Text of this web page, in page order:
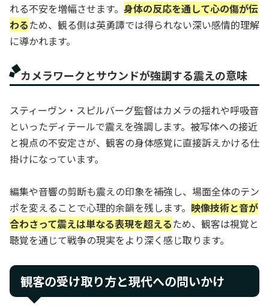
れる不安を増幅させます。 身体の反応を通して心の傷が伝
わるため、観る側は英勇譚では得られない深い感情的理解
に導かれます。
カメラワークとサウンドが強調する震えの意味
スティーヴン・スピルバーグ監督はカメラの揺れや呼吸音
といったディテールで震えを強調します。被写体への接近
と視点の不安定さが、観客の身体感覚に直接訴えかける仕
掛けになっています。
編集や音響の剪断も震えの印象を補強し、場面全体のテン
ポを変えることで心理的余韻を残します。 映像技術と音が
合わさって震えは単なる表現を超えるため、観客は視覚と
聴覚を通じて戦争の現実をより深く感じ取ります。
観客の受け取り方と現代への問いかけ